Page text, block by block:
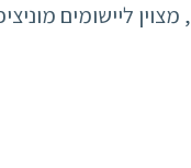
שמשפר את העבירות ורדיוס הסיבוב ב-9% , מצוין